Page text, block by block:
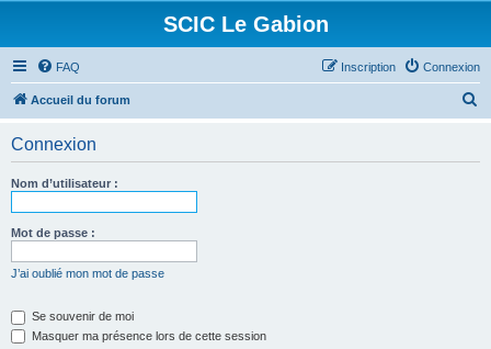
SCIC Le Gabion
FAQ Connexion
Inscription
Accueil du forum
Connexion
Nom d’utilisateur :
Mot de passe :
J’ai oublié mon mot de passe
Se souvenir de moi
Masquer ma présence lors de cette session